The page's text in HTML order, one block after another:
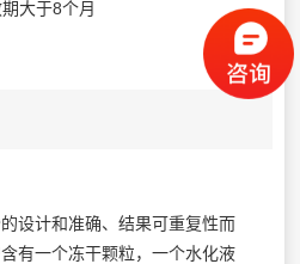
大于8个月
设计和准确、结果可重复性而
有一个冻干颗粒，一个水化液